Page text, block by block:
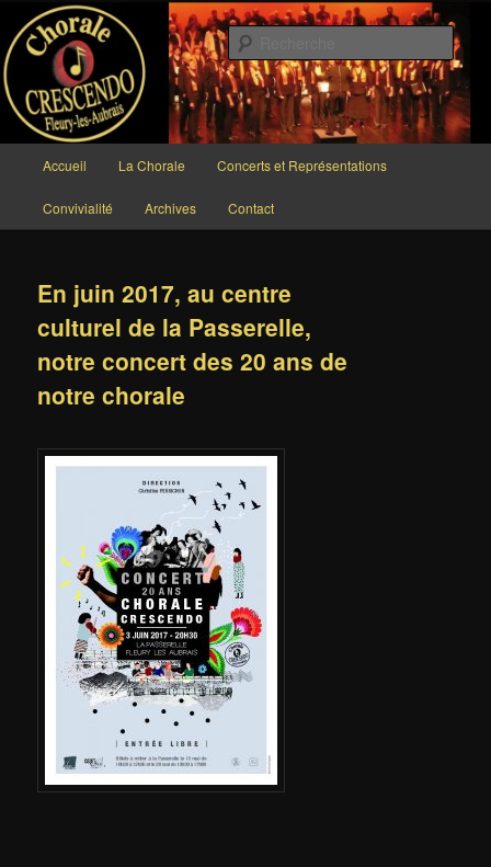
au
contenu
principalChorale CRESCENDO
principal
Accueil La Chorale Concerts et Représentations
Convivialité Archives Contact
En juin 2017, au centre
culturel de la Passerelle,
notre concert des 20 ans de
notre chorale